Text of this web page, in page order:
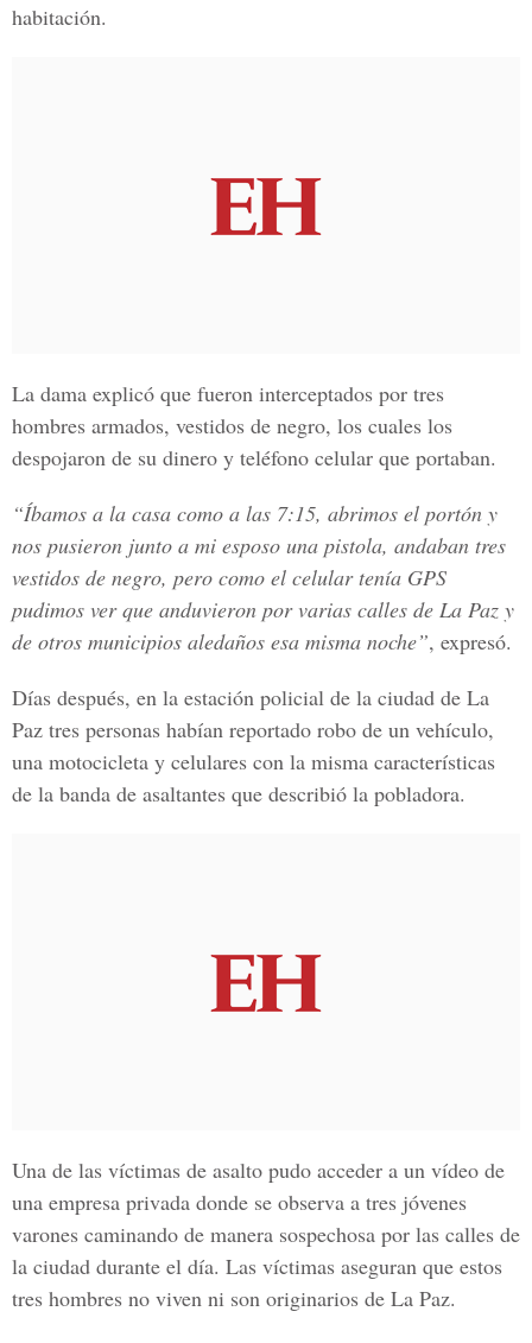
habitación.
La dama explicó que fueron interceptados por tres
hombres armados, vestidos de negro, los cuales los
despojaron de su dinero y teléfono celular que portaban.
“Íbamos a la casa como a las 7:15, abrimos el portón y
nos pusieron junto a mi esposo una pistola, andaban tres
vestidos de negro, pero como el celular tenía GPS
pudimos ver que anduvieron por varias calles de La Paz y
de otros municipios aledaños esa misma noche”, expresó.
Días después, en la estación policial de la ciudad de La
Paz tres personas habían reportado robo de un vehículo,
una motocicleta y celulares con la misma características
de la banda de asaltantes que describió la pobladora.
Una de las víctimas de asalto pudo acceder a un vídeo de
una empresa privada donde se observa a tres jóvenes
varones caminando de manera sospechosa por las calles de
la ciudad durante el día. Las víctimas aseguran que estos
tres hombres no viven ni son originarios de La Paz.